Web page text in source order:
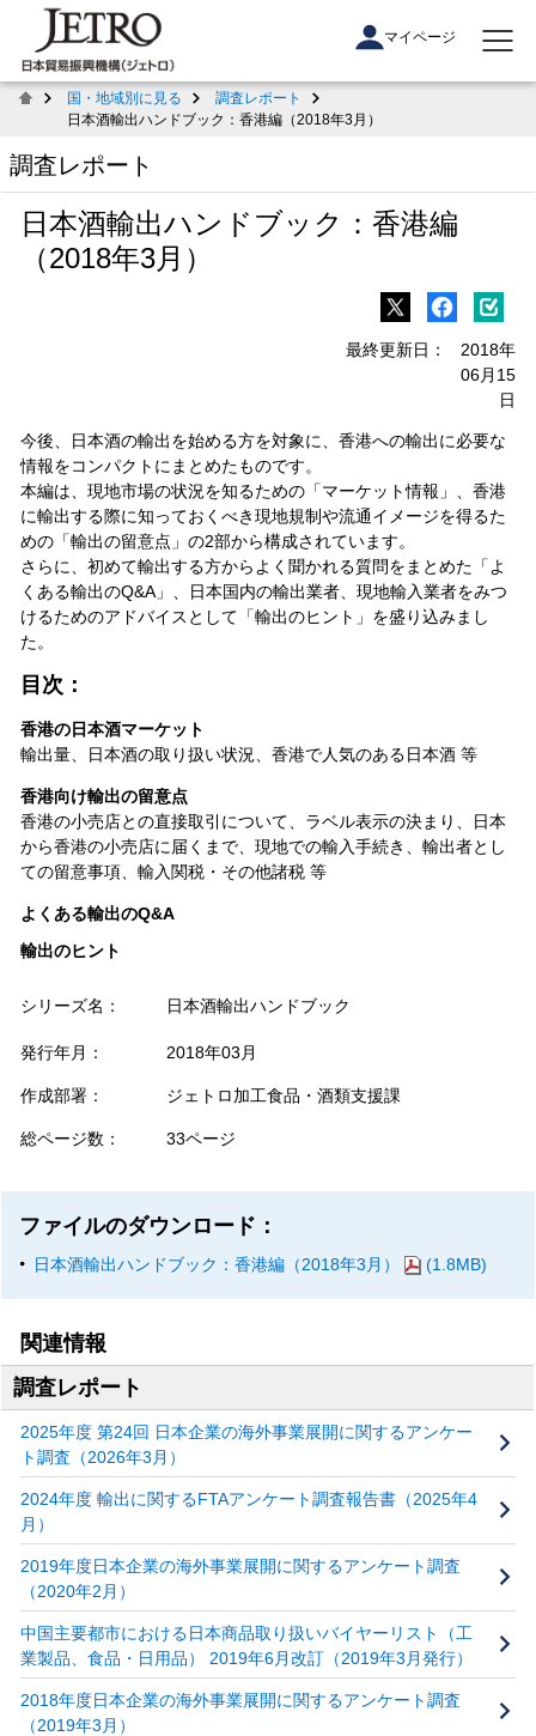
マイページ
国・地域別に見る
調査レポート
日本酒輸出ハンドブック：香港編（2018年3月）
調査レポート
日本酒輸出ハンドブック：香港編
（2018年3月）
2018年
06月15
日
最終更新日：
今後、日本酒の輸出を始める方を対象に、香港への輸出に必要な
情報をコンパクトにまとめたものです。
本編は、現地市場の状況を知るための「マーケット情報」、香港
に輸出する際に知っておくべき現地規制や流通イメージを得るた
めの「輸出の留意点」の2部から構成されています。
さらに、初めて輸出する方からよく聞かれる質問をまとめた「よ
くある輸出のQ&A」、日本国内の輸出業者、現地輸入業者をみつ
けるためのアドバイスとして「輸出のヒント」を盛り込みまし
た。
目次：
香港の日本酒マーケット
輸出量、日本酒の取り扱い状況、香港で人気のある日本酒 等
香港向け輸出の留意点
香港の小売店との直接取引について、ラベル表示の決まり、日本
から香港の小売店に届くまで、現地での輸入手続き、輸出者とし
ての留意事項、輸入関税・その他諸税 等
よくある輸出のQ&A
輸出のヒント
シリーズ名： 日本酒輸出ハンドブック
発行年月： 2018年03月
作成部署： ジェトロ加工食品・酒類支援課
総ページ数： 33ページ
ファイルのダウンロード：
日本酒輸出ハンドブック：香港編（2018年3月） (1.8MB)
関連情報
調査レポート
2025年度 第24回 日本企業の海外事業展開に関するアンケー
ト調査（2026年3月）
2024年度 輸出に関するFTAアンケート調査報告書（2025年4
月）
2019年度日本企業の海外事業展開に関するアンケート調査
（2020年2月）
中国主要都市における日本商品取り扱いバイヤーリスト（工
業製品、食品・日用品） 2019年6月改訂（2019年3月発行）
2018年度日本企業の海外事業展開に関するアンケート調査
（2019年3月）